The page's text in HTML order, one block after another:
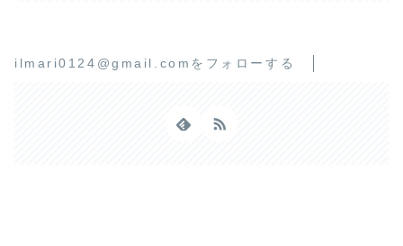
ilmari0124@gmail.comをフォローする